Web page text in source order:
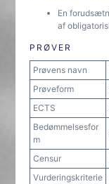
En
af
PRØVER
Prøvens navn
Prøveform
ECTS
Bedømmelsesfor
m
Censur
Vurderingskriterie